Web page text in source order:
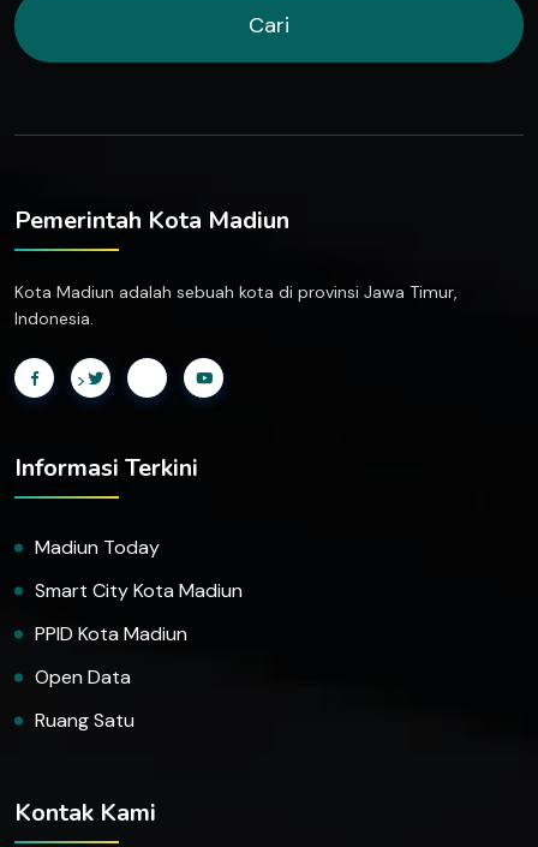
Cari
Pemerintah Kota Madiun
Kota Madiun adalah sebuah kota di provinsi Jawa Timur,
Indonesia.
>
Informasi Terkini
Madiun Today
Smart City Kota Madiun
PPID Kota Madiun
Open Data
Ruang Satu
Kontak Kami